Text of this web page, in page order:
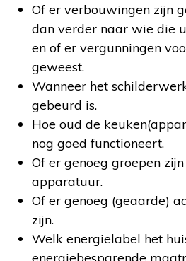
Of er verbouwingen zijn
dan verder naar wie die
en of er vergunningen
geweest.
Wanneer het
gebeurd is.
Hoe oud de
nog goed functioneert.
Of er genoeg groepen
apparatuur.
Of er genoeg (geaarde)
zijn.
Welk energielabel het